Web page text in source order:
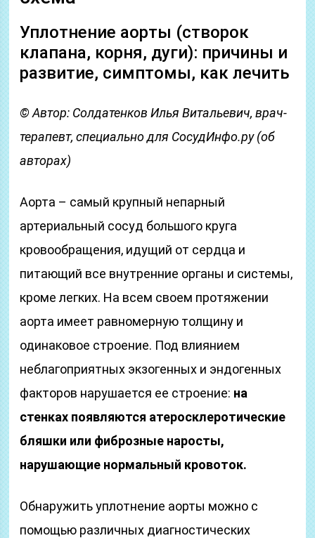
Уплотнение аорты (створок
клапана, корня, дуги): причины и
развитие, симптомы, как лечить
© Автор: Солдатенков Илья Витальевич, врач-
терапевт, специально для СосудИнфо.ру (об
авторах)
Аорта – самый крупный непарный
артериальный сосуд большого круга
кровообращения, идущий от сердца и
питающий все внутренние органы и системы,
кроме легких. На всем своем протяжении
аорта имеет равномерную толщину и
одинаковое строение. Под влиянием
неблагоприятных экзогенных и эндогенных
факторов нарушается ее строение: на
стенках появляются атеросклеротические
бляшки или фиброзные наросты,
нарушающие нормальный кровоток.
Обнаружить уплотнение аорты можно с
помощью различных диагностических